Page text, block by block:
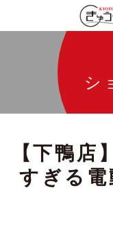
シ
【下鴨店
すぎる